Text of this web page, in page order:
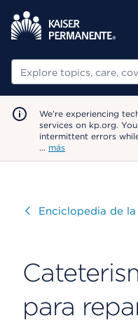
Buscar
We're experiencing
services on kp.org.
intermittent errors
… más
Visitar
Enciclopedia de la
para